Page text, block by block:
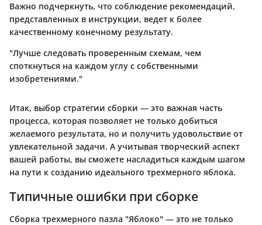
Важно подчеркнуть, что соблюдение рекомендаций,
представленных в инструкции, ведет к более
качественному конечному результату.
"Лучше следовать проверенным схемам, чем
споткнуться на каждом углу с собственными
изобретениями."
Итак, выбор стратегии сборки — это важная часть
процесса, которая позволяет не только добиться
желаемого результата, но и получить удовольствие от
увлекательной задачи. А учитывая творческий аспект
вашей работы, вы сможете насладиться каждым шагом
на пути к созданию идеального трехмерного яблока.
Типичные ошибки при сборке
Сборка трехмерного пазла "Яблоко" — это не только